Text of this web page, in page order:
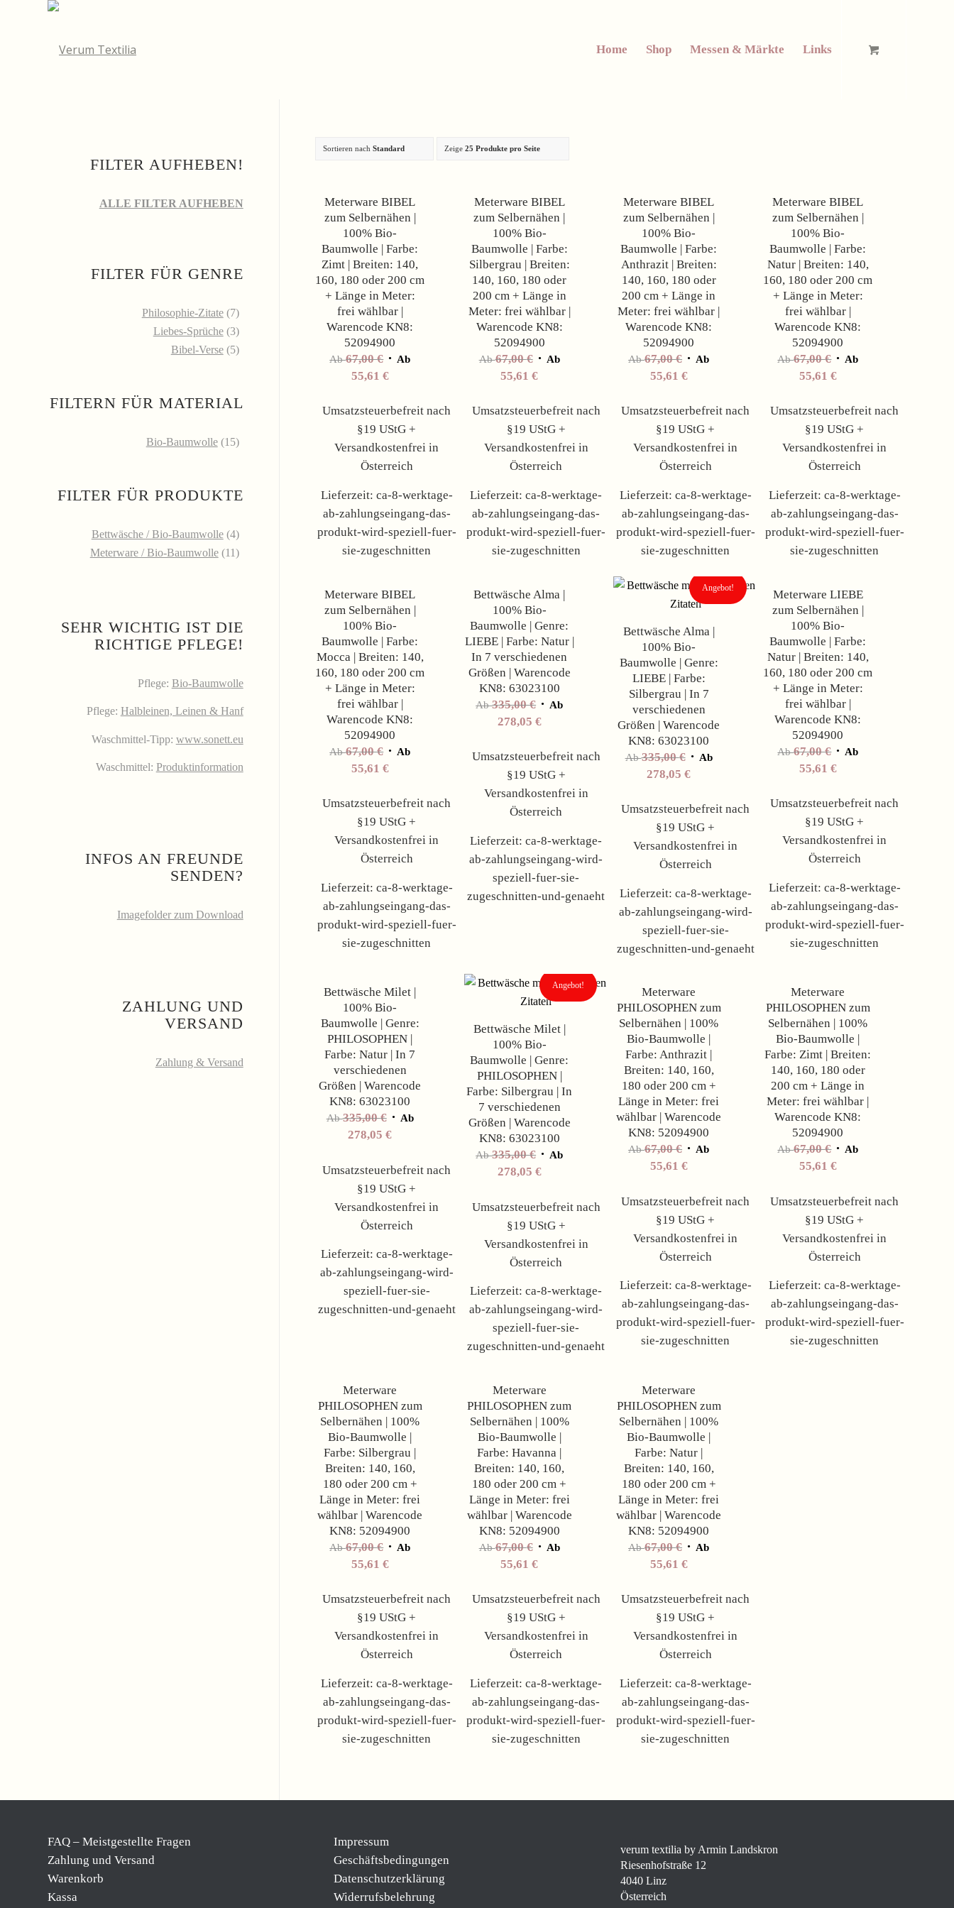
Home Shop Messen & Märkte Links
Sortieren nach Standard Zeige 25 Produkte pro Seite
Meterware BIBEL
zum Selbernähen |
100% Bio-
Baumwolle | Farbe:
Zimt | Breiten: 140,
160, 180 oder 200 cm
+ Länge in Meter:
frei wählbar |
Warencode KN8:
52094900
Ab67,00€ Ab
55,61 €
Umsatzsteuerbefreit nach
§19 UStG +
Versandkostenfrei in
Österreich
Lieferzeit: ca-8-werktage-
ab-zahlungseingang-das-
produkt-wird-speziell-fuer-
sie-zugeschnitten
Meterware BIBEL
zum Selbernähen |
100% Bio-
Baumwolle | Farbe:
Silbergrau | Breiten:
140, 160, 180 oder
200 cm + Länge in
Meter: frei wählbar |
Warencode KN8:
52094900
Ab67,00€ Ab
55,61€
Umsatzsteuerbefreit nach
§19 UStG +
Versandkostenfrei in
Österreich
Lieferzeit:ca-8-werktage-
ab-zahlungseingang-das-
produkt-wird-speziell-fuer-
sie-zugeschnitten
Meterware BIBEL
zum Selbernähen |
100% Bio-
Baumwolle | Farbe:
Anthrazit | Breiten:
140, 160, 180 oder
200 cm + Länge in
Meter: frei wählbar |
Warencode KN8:
52094900
Ab67,00€ Ab
55,61 €
Umsatzsteuerbefreit nach
§19 UStG +
Versandkostenfrei in
Österreich
Lieferzeit: ca-8-werktage-
ab-zahlungseingang-das-
produkt-wird-speziell-fuer-
sie-zugeschnitten
Meterware BIBEL
zum Selbernähen |
100% Bio-
Baumwolle | Farbe:
Natur | Breiten: 140,
160, 180 oder 200 cm
+ Länge in Meter:
frei wählbar |
Warencode KN8:
52094900
Ab67,00€ Ab
55,61 €
Umsatzsteuerbefreit nach
§19 UStG +
Versandkostenfrei in
Österreich
Lieferzeit: ca-8-werktage-
ab-zahlungseingang-das-
produkt-wird-speziell-fuer-
sie-zugeschnitten
Meterware BIBEL
zum Selbernähen |
100% Bio-
Baumwolle | Farbe:
Mocca | Breiten: 140,
160, 180 oder 200 cm
+ Länge in Meter:
frei wählbar |
Warencode KN8:
52094900
Ab67,00€ Ab
55,61 €
Angebot!
Umsatzsteuerbefreit nach
§19 UStG +
Versandkostenfrei in
Österreich
Lieferzeit: ca-8-werktage-
ab-zahlungseingang-das-
produkt-wird-speziell-fuer-
sie-zugeschnitten
Bettwäsche Alma |
100% Bio-
Baumwolle | Genre:
LIEBE | Farbe: Natur |
In 7 verschiedenen
Größen | Warencode
KN8: 63023100
Ab335,00€ Ab
278,05 €
Angebot!
Umsatzsteuerbefreit nach
§19 UStG +
Versandkostenfrei in
Österreich
Lieferzeit:ca-8-werktage-
ab-zahlungseingang-wird-
speziell-fuer-sie-
zugeschnitten-und-genaeht
Bettwäsche Alma |
100% Bio-
Baumwolle | Genre:
LIEBE | Farbe:
Silbergrau | In 7
verschiedenen
Größen | Warencode
KN8: 63023100
Ab335,00€ Ab
278,05€
Angebot!
Umsatzsteuerbefreit nach
§19 UStG +
Versandkostenfrei in
Österreich
Lieferzeit: ca-8-werktage-
ab-zahlungseingang-wird-
speziell-fuer-sie-
zugeschnitten-und-genaeht
Meterware LIEBE
zum Selbernähen |
100% Bio-
Baumwolle | Farbe:
Natur | Breiten: 140,
160, 180 oder 200 cm
+ Länge in Meter:
frei wählbar |
Warencode KN8:
52094900
Ab67,00€ Ab
55,61 €
Angebot!
Umsatzsteuerbefreit nach
§19 UStG +
Versandkostenfrei in
Österreich
Lieferzeit: ca-8-werktage-
ab-zahlungseingang-das-
produkt-wird-speziell-fuer-
sie-zugeschnitten
Bettwäsche Milet |
100% Bio-
Baumwolle | Genre:
PHILOSOPHEN |
Farbe: Natur | In 7
verschiedenen
Größen | Warencode
KN8: 63023100
Ab335,00€ Ab
278,05€
Angebot!
Umsatzsteuerbefreit nach
§19 UStG +
Versandkostenfrei in
Österreich
Lieferzeit: ca-8-werktage-
ab-zahlungseingang-wird-
speziell-fuer-sie-
zugeschnitten-und-genaeht
Bettwäsche Milet |
100% Bio-
Baumwolle | Genre:
PHILOSOPHEN |
Farbe: Silbergrau | In
7 verschiedenen
Größen | Warencode
KN8: 63023100
Ab335,00€ Ab
278,05 €
Angebot!
Umsatzsteuerbefreit nach
§19 UStG +
Versandkostenfrei in
Österreich
Lieferzeit:ca-8-werktage-
ab-zahlungseingang-wird-
speziell-fuer-sie-
zugeschnitten-und-genaeht
Meterware
PHILOSOPHEN zum
Selbernähen | 100%
Bio-Baumwolle |
Farbe: Anthrazit |
Breiten: 140, 160,
180 oder 200 cm +
Länge in Meter: frei
wählbar | Warencode
KN8: 52094900
Ab67,00€ Ab
55,61 €
Angebot!
Umsatzsteuerbefreit nach
§19 UStG +
Versandkostenfrei in
Österreich
Lieferzeit: ca-8-werktage-
ab-zahlungseingang-das-
produkt-wird-speziell-fuer-
sie-zugeschnitten
Meterware
PHILOSOPHEN zum
Selbernähen | 100%
Bio-Baumwolle |
Farbe: Zimt | Breiten:
140, 160, 180 oder
200 cm + Länge in
Meter: frei wählbar |
Warencode KN8:
52094900
Ab67,00€ Ab
55,61 €
Angebot!
Umsatzsteuerbefreit nach
§19 UStG +
Versandkostenfrei in
Österreich
Lieferzeit: ca-8-werktage-
ab-zahlungseingang-das-
produkt-wird-speziell-fuer-
sie-zugeschnitten
Meterware
PHILOSOPHEN zum
Selbernähen | 100%
Bio-Baumwolle |
Farbe: Silbergrau |
Breiten: 140, 160,
180 oder 200 cm +
Länge in Meter: frei
wählbar | Warencode
KN8: 52094900
Ab67,00€ Ab
55,61 €
Umsatzsteuerbefreit nach
§19 UStG +
Versandkostenfrei in
Österreich
Lieferzeit: ca-8-werktage-
ab-zahlungseingang-das-
produkt-wird-speziell-fuer-
sie-zugeschnitten
Meterware
PHILOSOPHEN zum
Selbernähen | 100%
Bio-Baumwolle |
Farbe: Havanna |
Breiten: 140, 160,
180 oder 200 cm +
Länge in Meter: frei
wählbar | Warencode
KN8: 52094900
Ab67,00€ Ab
55,61€
Angebot!
Umsatzsteuerbefreit nach
§19 UStG +
Versandkostenfrei in
Österreich
Lieferzeit:ca-8-werktage-
ab-zahlungseingang-das-
produkt-wird-speziell-fuer-
sie-zugeschnitten
Meterware
PHILOSOPHEN zum
Selbernähen | 100%
Bio-Baumwolle |
Farbe: Natur |
Breiten: 140, 160,
180 oder 200 cm +
Länge in Meter: frei
wählbar | Warencode
KN8: 52094900
Ab67,00€ Ab
55,61 €
Angebot!
Umsatzsteuerbefreit nach
§19 UStG +
Versandkostenfrei in
Österreich
Lieferzeit: ca-8-werktage-
ab-zahlungseingang-das-
produkt-wird-speziell-fuer-
sie-zugeschnitten
FILTER AUFHEBEN!
ALLE FILTER AUFHEBEN
FILTER FÜR GENRE
Philosophie-Zitate (7)
Liebes-Sprüche (3)
Bibel-Verse (5)
FILTERN FÜR MATERIAL
Bio-Baumwolle (15)
FILTER FÜR PRODUKTE
Bettwäsche / Bio-Baumwolle (4)
Meterware / Bio-Baumwolle (11)
SEHR WICHTIG IST DIE
RICHTIGE PFLEGE!
Pflege: Bio-Baumwolle
Pflege: Halbleinen, Leinen & Hanf
Waschmittel-Tipp: www.sonett.eu
Waschmittel: Produktinformation
INFOS AN FREUNDE
SENDEN?
Imagefolder zum Download
ZAHLUNG UND
VERSAND
Zahlung & Versand
FAQ – Meistgestellte Fragen
Zahlung und Versand
Warenkorb
Kassa
Impressum
Geschäftsbedingungen
Datenschutzerklärung
Widerrufsbelehrung
verum textilia by Armin Landskron
Riesenhofstraße 12
4040 Linz
Österreich